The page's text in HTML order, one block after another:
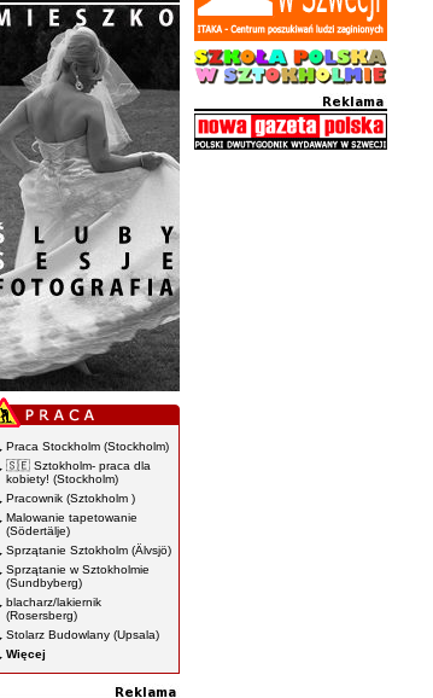
Praca Stockholm (Stockholm)
🇸🇪 Sztokholm- praca dla
kobiety! (Stockholm)
Pracownik (Sztokholm )
Malowanie tapetowanie
(Södertälje)
Sprzątanie Sztokholm (Älvsjö)
Sprzątanie w Sztokholmie
(Sundbyberg)
blacharz/lakiernik
(Rosersberg)
Stolarz Budowlany (Upsala)
Więcej